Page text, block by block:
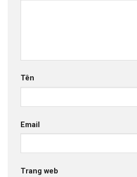
Tên
Email
Trang web